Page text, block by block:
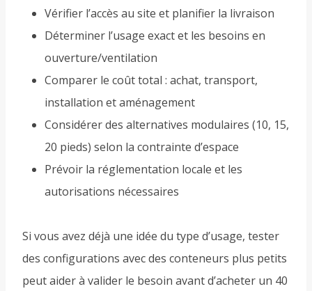
Vérifier l’accès au site et planifier la livraison
Déterminer l’usage exact et les besoins en
ouverture/ventilation
Comparer le coût total : achat, transport,
installation et aménagement
Considérer des alternatives modulaires (10, 15,
20 pieds) selon la contrainte d’espace
Prévoir la réglementation locale et les
autorisations nécessaires
Si vous avez déjà une idée du type d’usage, tester
des configurations avec des conteneurs plus petits
peut aider à valider le besoin avant d’acheter un 40